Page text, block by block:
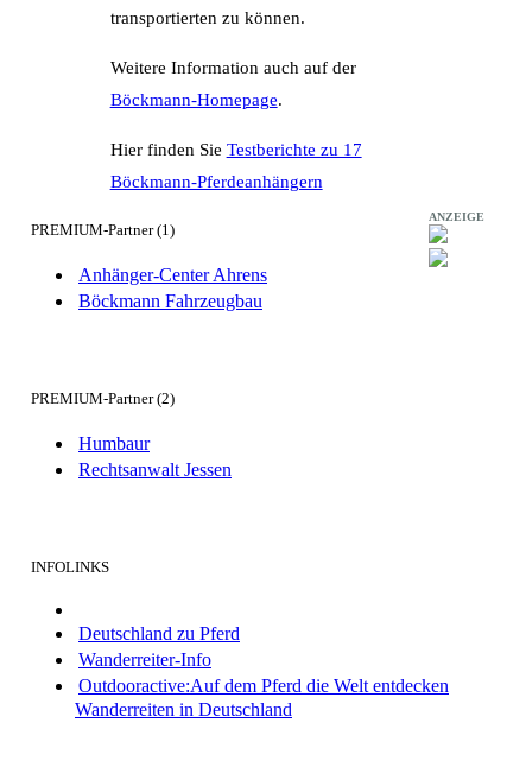
transportierten zu können.
Weitere Information auch auf der
Böckmann-Homepage.
Hier finden Sie Testberichte zu 17
Böckmann-Pferdeanhängern
ANZEIGE
PREMIUM-Partner (1)
Anhänger-Center Ahrens
Böckmann Fahrzeugbau
PREMIUM-Partner (2)
Humbaur
Rechtsanwalt Jessen
INFOLINKS
Deutschland zu Pferd
Wanderreiter-Info
Outdooractive:Auf dem Pferd die Welt entdecken
Wanderreiten in Deutschland